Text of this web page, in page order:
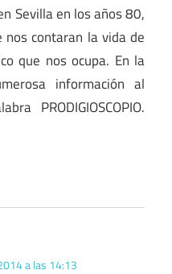
Sevilla en los años 80,
contaran la vida de
que nos ocupa. En la
información al
PRODIGIOSCOPIO.
a las 14:13